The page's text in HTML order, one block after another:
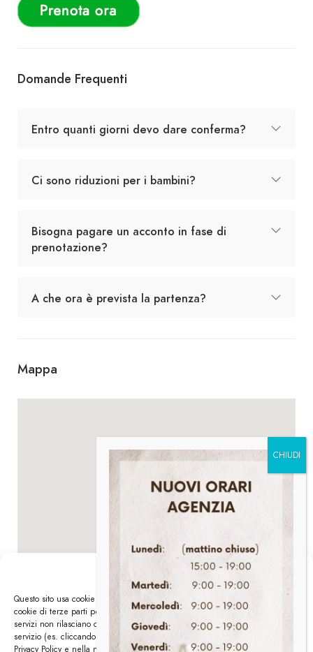
Gestisci i Cookies
Questo sito usa cookie di analytics per raccogliere dati in forma aggregata e
cookie di terze parti per migliorare l'esperienza utente. Generalmente i
servizi non rilasciano cookie a meno che l'utente non usi espressamente il
servizio (es. cliccando). Tutte le info su i cookies le trovate nella nostra
Privacy Policy e nella nostra Cookies Policy.
Domande Frequenti
Entro quanti giorni devo dare conferma?
Ci sono riduzioni per i bambini?
Bisogna pagare un acconto in fase di
prenotazione?
A che ora è prevista la partenza?
Mappa